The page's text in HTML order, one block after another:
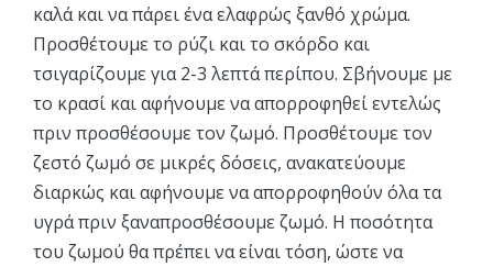
καλά και να πάρει ένα ελαφρώς ξανθό χρώμα.
Προσθέτουμε το ρύζι και το σκόρδο και
τσιγαρίζουμε για 2-3 λεπτά περίπου. Σβήνουμε με
το κρασί και αφήνουμε να απορροφηθεί εντελώς
πριν προσθέσουμε τον ζωμό. Προσθέτουμε τον
ζεστό ζωμό σε μικρές δόσεις, ανακατεύουμε
διαρκώς και αφήνουμε να απορροφηθούν όλα τα
υγρά πριν ξαναπροσθέσουμε ζωμό. Η ποσότητα
του ζωμού θα πρέπει να είναι τόση, ώστε να